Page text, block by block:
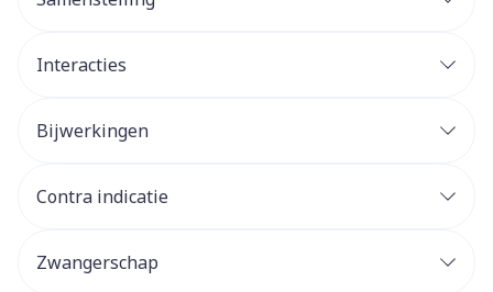
Interacties
Bijwerkingen
Contra indicatie
Zwangerschap